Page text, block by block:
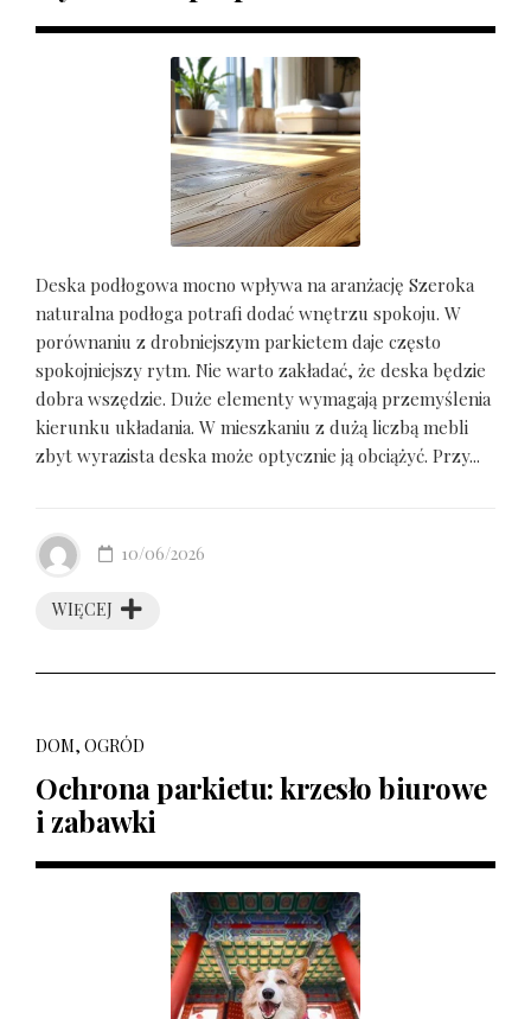
Deska podłogowa mocno wpływa na aranżację Szeroka
naturalna podłoga potrafi dodać wnętrzu spokoju. W
porównaniu z drobniejszym parkietem daje często
spokojniejszy rytm. Nie warto zakładać, że deska będzie
dobra wszędzie. Duże elementy wymagają przemyślenia
kierunku układania. W mieszkaniu z dużą liczbą mebli
zbyt wyrazista deska może optycznie ją obciążyć. Przy...
WIĘCEJ
10/06/2026
DOM, OGRÓD
Ochrona parkietu: krzesło biurowe
i zabawki